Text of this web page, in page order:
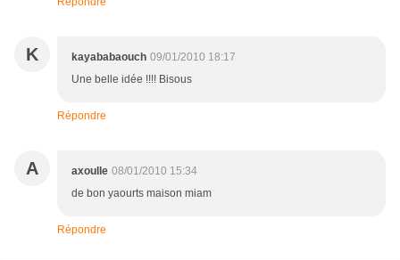
K kayababaouch 09/01/2010 18:17
Une belle idée !!!! Bisous
Répondre
A axoulle 08/01/2010 15:34
de bon yaourts maison miam
Répondre